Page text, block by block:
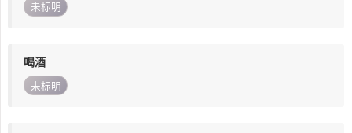
未标明
喝酒
未标明